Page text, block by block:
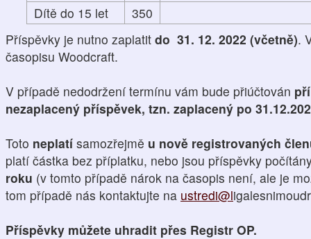
Dítě do 15 let
350
Příspěvky je nutno zaplatit do 31. 12. 2022 (včetně).
časopisu Woodcraft.
V případě nedodržení termínu vám bude přiúčtován
nezaplacený příspěvek, tzn. zaplacený po
Toto neplatí samozřejmě u nově registrovaných
platí částka bez příplatku, nebo jsou příspěvky
roku (v tomto případě nárok na časopis není, ale je
tom případě nás kontaktujte na ustredi@l
Příspěvky můžete uhradit přes Registr OP.